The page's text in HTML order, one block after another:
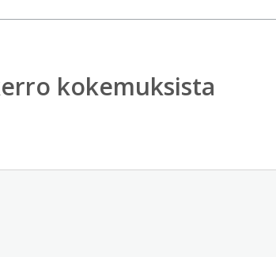
kokemuksista